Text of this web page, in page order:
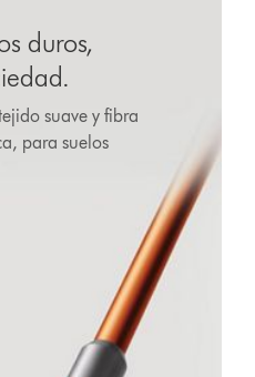
duros,
suave y fibra
para suelos